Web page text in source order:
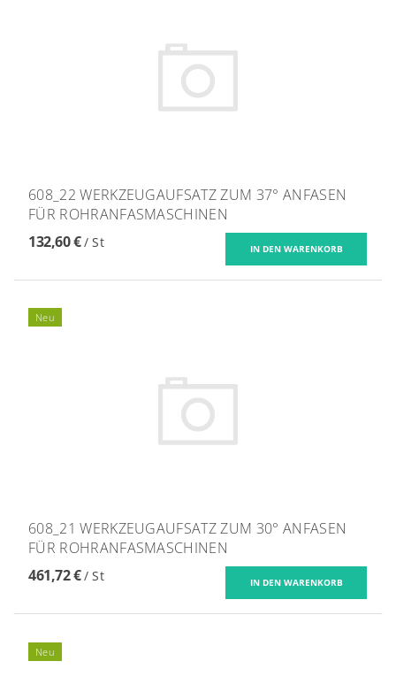
608_22 WERKZEUGAUFSATZ ZUM 37° ANFASEN
FÜR ROHRANFASMASCHINEN
132,60 €/ St
Neu
608_21 WERKZEUGAUFSATZ ZUM 30° ANFASEN
FÜR ROHRANFASMASCHINEN
461,72 €/ St
Neu